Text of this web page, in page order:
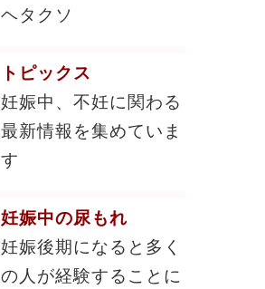
ヘタクソ
トピックス
妊娠中、不妊に関わる
最新情報を集めていま
す
妊娠中の尿もれ
妊娠後期になると多く
の人が経験することに